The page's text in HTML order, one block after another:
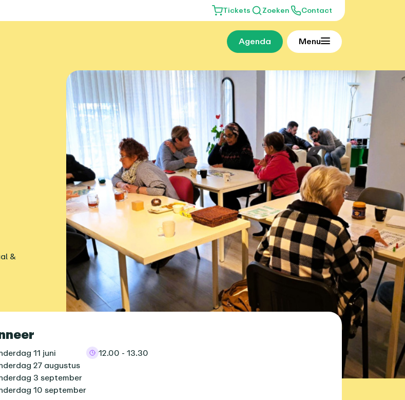
Tickets Zoeken Contact
Agenda Menu
&
11 juni
27 augustus
3 september
10 september
12.00 - 13.30